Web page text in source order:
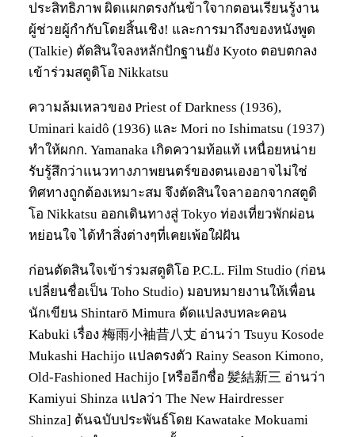
ประสิทธิภาพ ผิดแผกตรงกันข้าใจากตอนเรียนรู้งาน
ผู้ช่วยผู้กำกับโดยสิ้นเชิง! และการมาถึงของหนังพูด
(Talkie) ตัดสินใจลงหลักปักฐานยัง Kyoto ตอบตกลง
เข้าร่วมสตูดิโอ Nikkatsu
ความล้มเหลวของ Priest of Darkness (1936),
Uminari kaidô (1936) และ Mori no Ishimatsu (1937)
ทำให้ผกก. Yamanaka เกิดความท้อแท้ เหนื่อยหน่าย
รับรู้สึกว่าแนวทางภาพยนตร์ของตนเองอาจไม่ใช่
ทิศทางถูกต้องเหมาะสม จึงตัดสินใจลาออกจากสตูดิ
โอ Nikkatsu ออกเดินทางสู่ Tokyo ท่องเที่ยวพักผ่อน
หย่อนใจ ได้ทำสิ่งต่างๆที่เคยเพ้อใฝ่ฝัน
ก่อนตัดสินใจเข้าร่วมสตูดิโอ P.C.L. Film Studio (ก่อน
เปลี่ยนชื่อเป็น Toho Studio) มอบหมายงานให้เพื่อน
นักเขียน Shintarō Mimura ดัดแปลงบทละคอน
Kabuki เรื่อง 梅雨小袖昔八丈 อ่านว่า Tsuyu Kosode
Mukashi Hachijo แปลตรงตัว Rainy Season Kimono,
Old-Fashioned Hachijo [หรืออีกชื่อ 髪結新三 อ่านว่า
Kamiyui Shinza แปลว่า The New Hairdresser
Shinza] ต้นฉบับประพันธ์โดย Kawatake Mokuami